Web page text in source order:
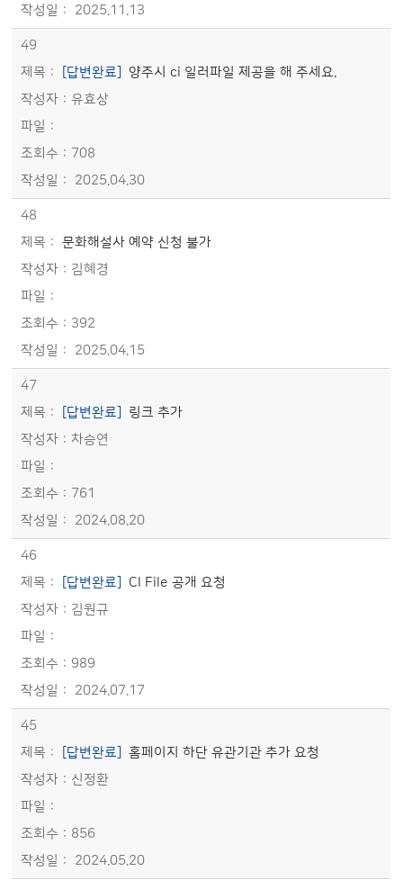
2025.11.13
49
[답변완료]
양주시 ci 일러파일 제공을 해 주세요.
유효상
708
2025.04.30
48
문화해설사 예약 신청 불가
김혜경
392
2025.04.15
47
[답변완료]
링크 추가
차승연
761
2024.08.20
46
[답변완료]
CI File 공개 요청
김원규
989
2024.07.17
45
[답변완료]
홈페이지 하단 유관기관 추가 요청
신정환
856
2024.05.20